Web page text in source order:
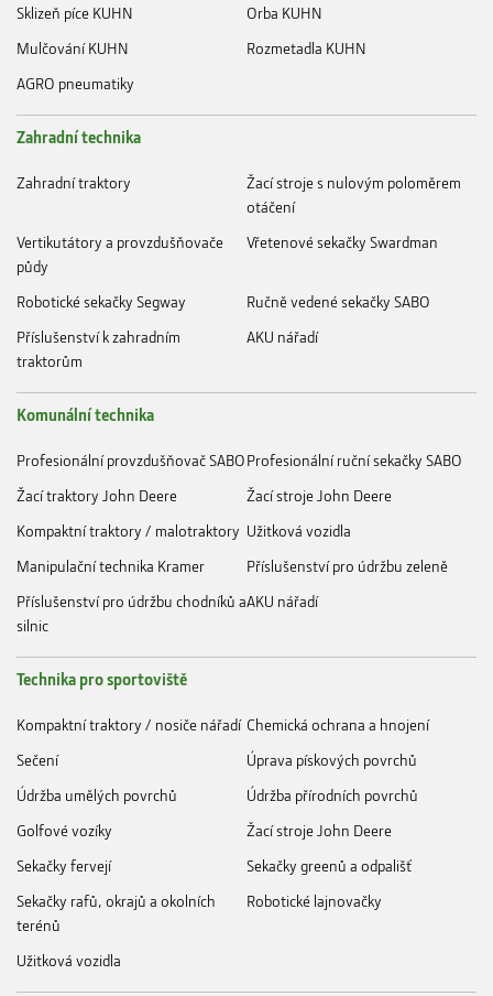
Sklizeň píce KUHN
Orba KUHN
Mulčování KUHN
Rozmetadla KUHN
AGRO pneumatiky
Zahradní technika
Zahradní traktory
Žací stroje s nulovým poloměrem
otáčení
Vertikutátory a provzdušňovače
půdy
Vřetenové sekačky Swardman
Robotické sekačky Segway
Ručně vedené sekačky SABO
Příslušenství k zahradním
traktorům
AKU nářadí
Komunální technika
Profesionální provzdušňovač SABOProfesionální ruční sekačky SABO
Žací traktory John Deere
Žací stroje John Deere
Kompaktní traktory / malotraktory Užitková vozidla
Manipulační technika Kramer
Příslušenství pro údržbu zeleně
Příslušenství pro údržbu chodníků a
silnic
AKU nářadí
Technika pro sportoviště
Kompaktní traktory / nosiče nářadí Chemická ochrana a hnojení
Sečení
Úprava pískových povrchů
Údržba umělých povrchů
Údržba přírodních povrchů
Golfové vozíky
Žací stroje John Deere
Sekačky fervejí
Sekačky greenů a odpališť
Sekačky rafů, okrajů a okolních
terénů
Robotické lajnovačky
Užitková vozidla